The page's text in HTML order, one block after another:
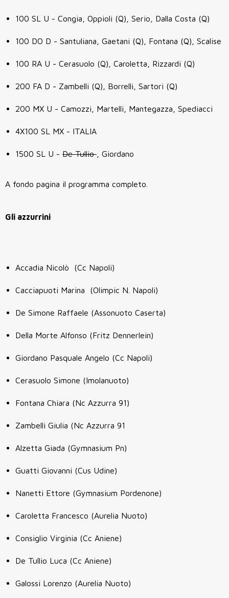
100 SL U - Congia, Oppioli (Q), Serio, Dalla Costa (Q)
100 DO D - Santuliana, Gaetani (Q), Fontana (Q), Scalise
100 RA U - Cerasuolo (Q), Caroletta, Rizzardi (Q)
200 FA D - Zambelli (Q), Borrelli, Sartori (Q)
200 MX U - Camozzi, Martelli, Mantegazza, Spediacci
4X100 SL MX - ITALIA
1500 SL U - De Tullio , Giordano
A fondo pagina il programma completo.
Gli azzurrini
Accadia Nicolò (Cc Napoli)
Cacciapuoti Marina (Olimpic N. Napoli)
De Simone Raffaele (Assonuoto Caserta)
Della Morte Alfonso (Fritz Dennerlein)
Giordano Pasquale Angelo (Cc Napoli)
Cerasuolo Simone (Imolanuoto)
Fontana Chiara (Nc Azzurra 91)
Zambelli Giulia (Nc Azzurra 91
Alzetta Giada (Gymnasium Pn)
Guatti Giovanni (Cus Udine)
Nanetti Ettore (Gymnasium Pordenone)
Caroletta Francesco (Aurelia Nuoto)
Consiglio Virginia (Cc Aniene)
De Tullio Luca (Cc Aniene)
Galossi Lorenzo (Aurelia Nuoto)